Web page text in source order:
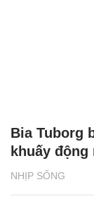
NHỊP SỐNG
Bia Tuborg
khuấy động